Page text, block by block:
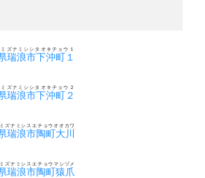
瑞浪市下沖町１
ズナミシシタオキチョウ１
瑞浪市下沖町２
ミズナミシシタオキチョウ２
瑞浪市陶町大川
ズナミシスエチョウオオカワ
瑞浪市陶町猿爪
ズナミシスエチョウマシヅメ